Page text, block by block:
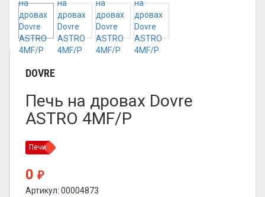
DOVRE
Печь на дровах Dovre
ASTRO 4MF/P
Печи
0 ₽
Артикул: 00004873